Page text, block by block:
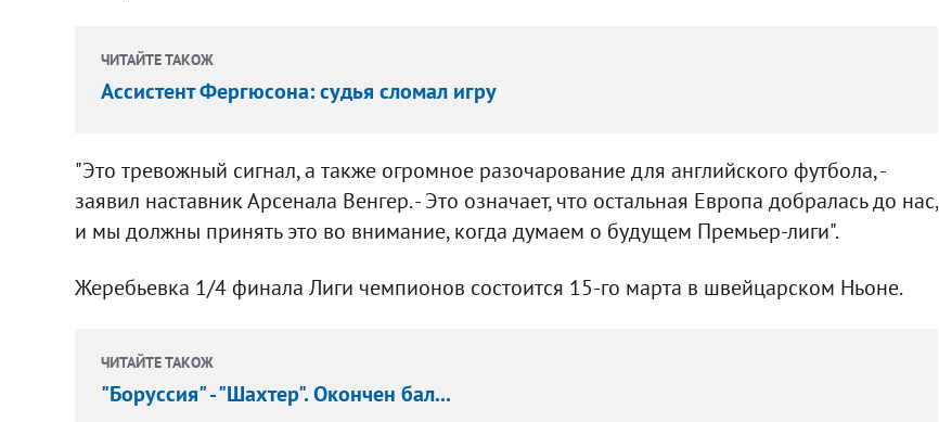
ЧИТАЙТЕ ТАКОЖ
Ассистент Фергюсона: судья сломал игру
"Это тревожный сигнал, а также огромное разочарование для английского футбола, -
заявил наставник Арсенала Венгер. - Это означает, что остальная Европа добралась до нас,
и мы должны принять это во внимание, когда думаем о будущем Премьер-лиги".
Жеребьевка 1/4 финала Лиги чемпионов состоится 15-го марта в швейцарском Ньоне.
ЧИТАЙТЕ ТАКОЖ
"Боруссия" - "Шахтер". Окончен бал...